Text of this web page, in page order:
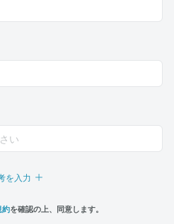
を入力
約を確認の上、同意します。